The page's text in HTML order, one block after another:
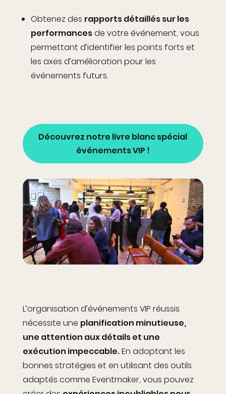
Obtenez des rapports détaillés sur les
performancesde votre événement, vous
permettant d’identifier les points forts et
les axes d’amélioration pour les
événements futurs.
Découvrez notre livre blanc spécial
événements VIP !
L’organisation d’événements VIP réussis
nécessite une planification minutieuse,
une attention aux détails et une
exécution impeccable.En adoptant les
bonnes stratégies et en utilisant des outils
adaptés comme Eventmaker, vous pouvez